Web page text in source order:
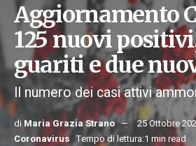
Aggiornamento
125 nuovi
guariti e due
Il numero dei casi attivi
di Maria Grazia Strano 25 Ottobre
Coronavirus Tempo di lettura:1 min read